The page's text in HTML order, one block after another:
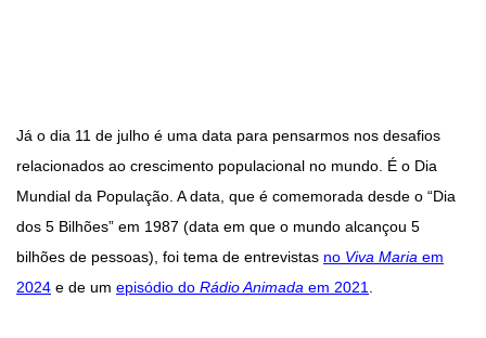
Já o dia 11 de julho é uma data para pensarmos nos desafios
relacionados ao crescimento populacional no mundo. É o Dia
Mundial da População. A data, que é comemorada desde o “Dia
dos 5 Bilhões” em 1987 (data em que o mundo alcançou 5
bilhões de pessoas), foi tema de entrevistas no Viva Maria em
2024 e de um episódio do Rádio Animada em 2021.